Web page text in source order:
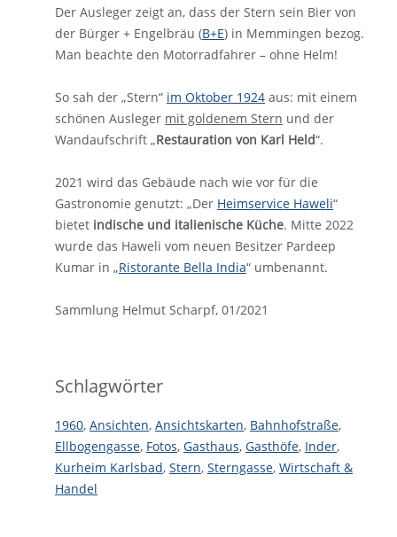
Der Ausleger zeigt an, dass der Stern sein Bier von
der Bürger + Engelbräu (B+E) in Memmingen bezog.
Man beachte den Motorradfahrer – ohne Helm!
So sah der „Stern“ im Oktober 1924 aus: mit einem
schönen Ausleger mit goldenem Stern und der
Wandaufschrift „Restauration von Karl Held“.
2021 wird das Gebäude nach wie vor für die
Gastronomie genutzt: „Der Heimservice Haweli“
bietet indische und italienische Küche. Mitte 2022
wurde das Haweli vom neuen Besitzer Pardeep
Kumar in „Ristorante Bella India“ umbenannt.
Sammlung Helmut Scharpf, 01/2021
Schlagwörter
1960, Ansichten, Ansichtskarten, Bahnhofstraße,
Ellbogengasse, Fotos, Gasthaus, Gasthöfe, Inder,
Kurheim Karlsbad, Stern, Sterngasse, Wirtschaft &
Handel